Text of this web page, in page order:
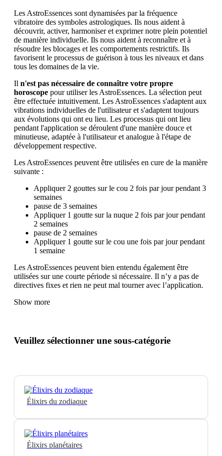
Les AstroEssences sont dynamisées par la fréquence
vibratoire des symboles astrologiques. Ils nous aident à
découvrir, activer, harmoniser et exprimer notre plein potentiel
de manière individuelle. Ils nous aident à reconnaître et à
résoudre les blocages et les comportements restrictifs. Ils
favorisent le processus de guérison à tous les niveaux et dans
tous les domaines de la vie.
Il n'est pas nécessaire de connaître votre propre
horoscope pour utiliser les AstroEssences. La sélection peut
être effectuée intuitivement. Les AstroEssences s'adaptent aux
vibrations individuelles de l'utilisateur et s'adaptent toujours
aux évolutions qui ont eu lieu. Les processus qui ont lieu
pendant l'application se déroulent d'une manière douce et
minutieuse, adaptée à l'utilisateur et analogue à l'étape de
développement respective.
Les AstroEssences peuvent être utilisées en cure de la manière
suivante :
Appliquer 2 gouttes sur le cou 2 fois par jour pendant 3
semaines
pause de 3 semaines
Appliquer 1 goutte sur la nuque 2 fois par jour pendant
2 semaines
pause de 2 semaines
Appliquer 1 goutte sur le cou une fois par jour pendant
1 semaine
Les AstroEssences peuvent bien entendu également être
utilisées sur une courte période si nécessaire. Il n’y a pas de
directives fixes et rien ne peut mal tourner avec l’application.
Show more
Veuillez sélectionner une sous-catégorie
Élixirs du zodiaque
Élixirs planétaires